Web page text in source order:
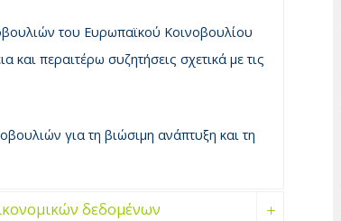
του Ευρωπαϊκού Κοινοβουλίου
και περαιτέρω συζητήσεις σχετικά με τις
για τη βιώσιμη ανάπτυξη και τη
δεδομένων